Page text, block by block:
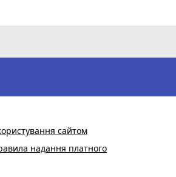
сайтом
надання платного